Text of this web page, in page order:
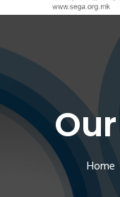
Home